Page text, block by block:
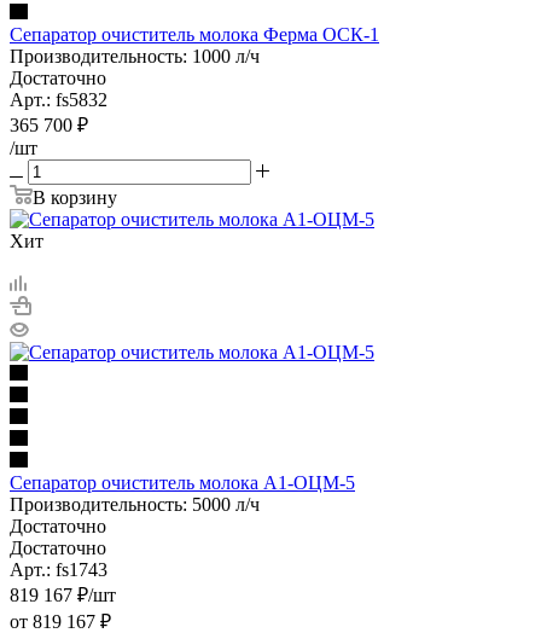
Сепаратор очиститель молока Ферма ОСК-1
Производительность: 1000 л/ч
Достаточно
Арт.: fs5832
365 700 ₽
/шт
В корзину
Хит
Сепаратор очиститель молока А1-ОЦМ-5
Производительность: 5000 л/ч
Достаточно
Достаточно
Арт.: fs1743
819 167 ₽/шт
от 819 167 ₽